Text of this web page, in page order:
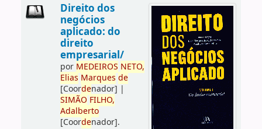
Direito dos
negócios
aplicado: do
direito
empresarial/
por MEDEIROS NETO,
Elias Marques de
[Coordenador] |
SIMÃO FILHO,
Adalberto
[Coordenador].